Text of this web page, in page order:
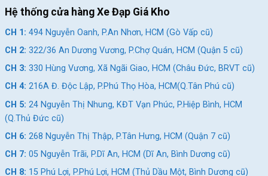
Hệ thống cửa hàng Xe Đạp Giá Kho
CH 1: 494 Nguyễn Oanh, P.An Nhơn, HCM (Gò Vấp cũ)
CH 2: 322/36 An Dương Vương, P.Chợ Quán, HCM (Quận 5 cũ)
CH 3: 330 Hùng Vương, Xã Ngãi Giao, HCM (Châu Đức, BRVT cũ)
CH 4: 216A Đ. Độc Lập, P.Phú Thọ Hòa, HCM(Q.Tân Phú cũ)
CH 5: 24 Nguyễn Thị Nhung, KĐT Vạn Phúc, P.Hiệp Bình, HCM
(Q.Thủ Đức cũ)
CH 6: 268 Nguyễn Thị Thập, P.Tân Hưng, HCM (Quận 7 cũ)
CH 7: 05 Nguyễn Trãi, P.Dĩ An, HCM (Dĩ An, Bình Dương cũ)
CH 8: 15 Phú Lợi, P.Phú Lợi, HCM (Thủ Dầu Một, Bình Dương cũ)